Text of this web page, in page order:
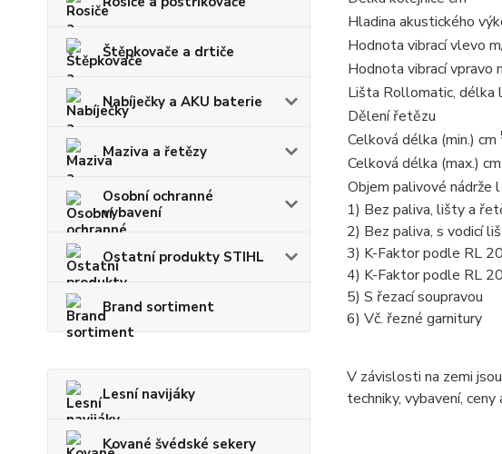
Štěpkovače a drtiče
Nabíječky a AKU baterie
Maziva a řetězy
Osobní ochranné
vybavení
Ostatní produkty STIHL
Brand sortiment
Lesní navijáky
Kované švédské sekery
Hladina akustického
Hodnota vibrací vlevo
Hodnota vibrací vpravo
Lišta Rollomatic, délka
Dělení řetězu
Celková délka (min.) cm
Celková délka (max.) cm
Objem palivové nádrže l
1) Bez paliva, lišty a
2) Bez paliva, s vodicí
3) K-Faktor podle RL
4) K-Faktor podle RL
5) S řezací soupravou
6) Vč. řezné garnitury
V závislosti na zemi
techniky, vybavení,